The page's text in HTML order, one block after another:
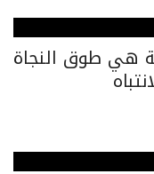
هي طوق النجاة